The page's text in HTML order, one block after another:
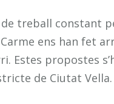
de treball constant
Carme ens han fet
Estes propostes
de Ciutat Vella.